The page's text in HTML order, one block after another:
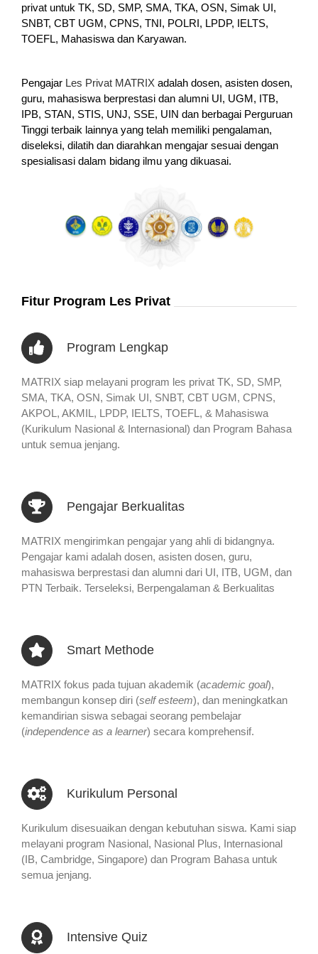
privat untuk TK, SD, SMP, SMA, TKA, OSN, Simak UI,
SNBT, CBT UGM, CPNS, TNI, POLRI, LPDP, IELTS,
TOEFL, Mahasiswa dan Karyawan.
Pengajar Les Privat MATRIX adalah dosen, asisten dosen,
guru, mahasiswa berprestasi dan alumni UI, UGM, ITB,
IPB, STAN, STIS, UNJ, SSE, UIN dan berbagai Perguruan
Tinggi terbaik lainnya yang telah memiliki pengalaman,
diseleksi, dilatih dan diarahkan mengajar sesuai dengan
spesialisasi dalam bidang ilmu yang dikuasai.
Fitur Program Les Privat
Program Lengkap
MATRIX siap melayani program les privat TK, SD, SMP,
SMA, TKA, OSN, Simak UI, SNBT, CBT UGM, CPNS,
AKPOL, AKMIL, LPDP, IELTS, TOEFL, & Mahasiswa
(Kurikulum Nasional & Internasional) dan Program Bahasa
untuk semua jenjang.
Pengajar Berkualitas
MATRIX mengirimkan pengajar yang ahli di bidangnya.
Pengajar kami adalah dosen, asisten dosen, guru,
mahasiswa berprestasi dan alumni dari UI, ITB, UGM, dan
PTN Terbaik. Terseleksi, Berpengalaman & Berkualitas
Smart Methode
MATRIX fokus pada tujuan akademik (academic goal),
membangun konsep diri (self esteem), dan meningkatkan
kemandirian siswa sebagai seorang pembelajar
(independence as a learner) secara komprehensif.
Kurikulum Personal
Kurikulum disesuaikan dengan kebutuhan siswa. Kami siap
melayani program Nasional, Nasional Plus, Internasional
(IB, Cambridge, Singapore) dan Program Bahasa untuk
semua jenjang.
Intensive Quiz